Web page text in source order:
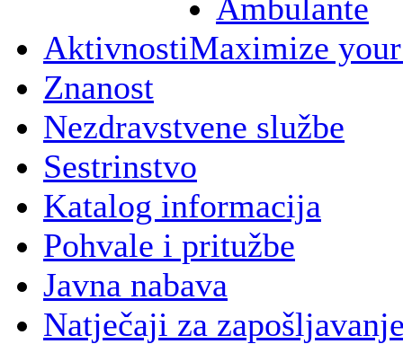
Ambulante
AktivnostiMaximize
Znanost
Nezdravstvene službe
Sestrinstvo
Katalog informacija
Pohvale i pritužbe
Javna nabava
Natječaji za